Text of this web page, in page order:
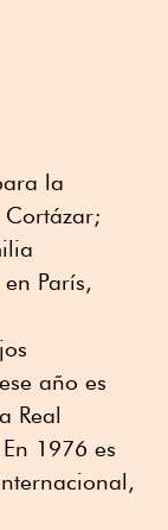
la
París,
año es
Real
1976 es